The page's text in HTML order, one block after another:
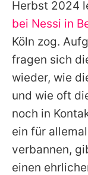
Herbst 2024
bei Nessi in
Köln zog.
fragen sich
wieder, wie
und wie oft
noch in
ein für
verbannen,
einen